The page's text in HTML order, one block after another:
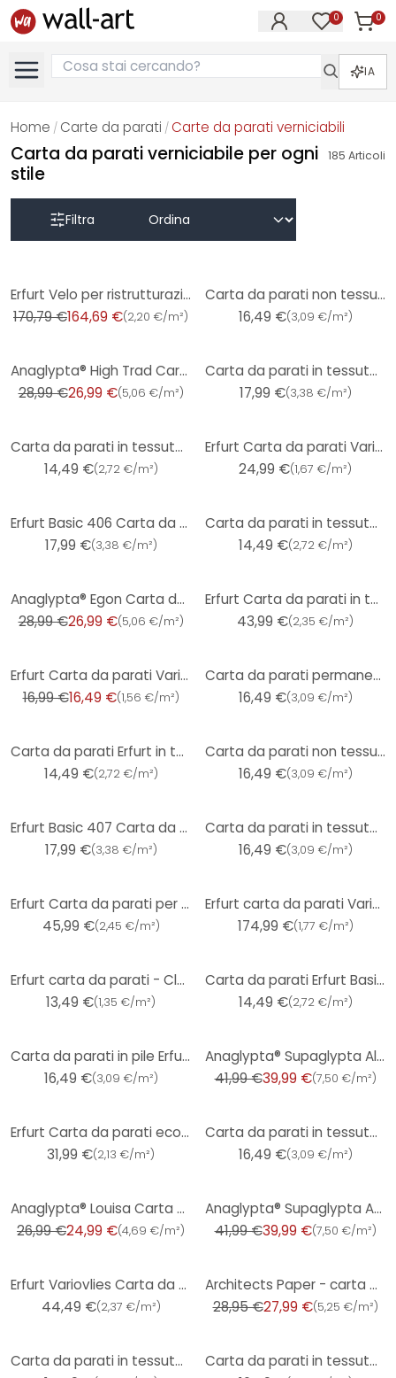
0 0
IA
Home / Carte da parati / Carte da parati verniciabili
Carta da parati verniciabile per ogni
stile
185 Articoli
Filtra
Erfurt Velo per ristrutturazioni Variovlies Flat 150 g/m² 25x0,75 m scatola (4 rotoli)
170,79 €164,69 €(2,20 €/m²)
Carta da parati non tessuta Erfurt Protect 210
16,49 €(3,09 €/m²)
Anaglypta® High Trad Carta da parati testurizzata di lusso
28,99 €26,99 €(5,06 €/m²)
Carta da parati in tessuto non tessuto Erfurt Basic 400
17,99 €(3,38 €/m²)
Carta da parati in tessuto non tessuto Erfurt Basic 105
14,49 €(2,72 €/m²)
Erfurt Carta da parati Variovlies Plano Super White 20x0,75m
24,99 €(1,67 €/m²)
Erfurt Basic 406 Carta da parati in tessuto non tessuto testurizzata
17,99 €(3,38 €/m²)
Carta da parati in tessuto non tessuto Erfurt Basic 103
14,49 €(2,72 €/m²)
Anaglypta® Egon Carta da parati testurizzata di lusso
28,99 €26,99 €(5,06 €/m²)
Erfurt Carta da parati in tessuto non tessuto Premium 25x0,75 m
43,99 €(2,35 €/m²)
Erfurt Carta da parati Variovlies Plano Super white 20x0,53 m
16,99 €16,49 €(1,56 €/m²)
Carta da parati permanente Erfurt Protect 207
16,49 €(3,09 €/m²)
Carta da parati Erfurt in tessuto non tessuto Basic 108
14,49 €(2,72 €/m²)
Carta da parati non tessuta Erfurt Proteggi 211
16,49 €(3,09 €/m²)
Erfurt Basic 407 Carta da parati in tessuto non tessuto testurizzato
17,99 €(3,38 €/m²)
Carta da parati in tessuto non tessuto Erfurt Protect 206
16,49 €(3,09 €/m²)
Erfurt Carta da parati per ristrutturazioni Variovlies Flat 150 g/m² 25x0,75m
45,99 €(2,45 €/m²)
Erfurt carta da parati Variovlies Flat - 4 rotoli
174,99 €(1,77 €/m²)
Erfurt carta da parati - Classico
13,49 €(1,35 €/m²)
Carta da parati Erfurt Basic 102
14,49 €(2,72 €/m²)
Carta da parati in pile Erfurt Climatronic Protect 201
16,49 €(3,09 €/m²)
Anaglypta® Supaglypta Alfred carta da parati in tessuto non tessuto arazzo barocco
41,99 €39,99 €(7,50 €/m²)
Erfurt Carta da parati ecologica in pile liscio Eco Green 20x0,75m
31,99 €(2,13 €/m²)
Carta da parati in tessuto non tessuto Erfurt Protect 212
16,49 €(3,09 €/m²)
Anaglypta® Louisa Carta da parati testurizzata di lusso
26,99 €24,99 €(4,69 €/m²)
Anaglypta® Supaglypta Arazzo in tessuto non tessuto con disegno Inca
41,99 €39,99 €(7,50 €/m²)
Erfurt Variovlies Carta da parati sabbia 25x0,75m
44,49 €(2,37 €/m²)
Architects Paper - carta da parati in TNT verniciabile Pigment Classic colore bianco
28,95 €27,99 €(5,25 €/m²)
Carta da parati in tessuto non tessuto Erfurt Basic 104
Carta da parati in tessuto non tessuto Erfurt Protect 205